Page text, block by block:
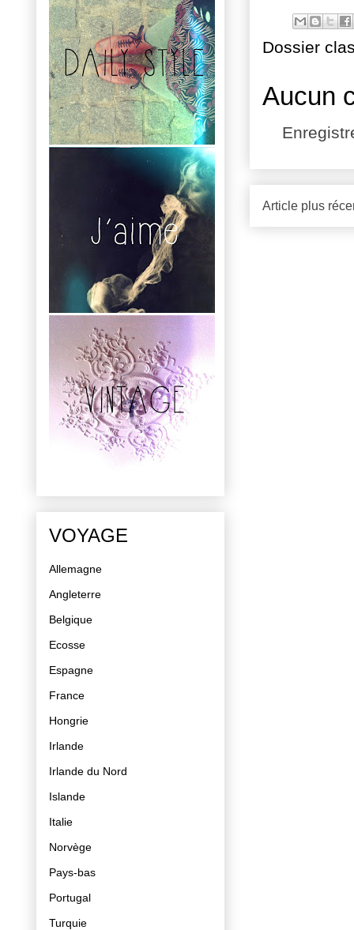
Dossier
Aucun
Article plus
VOYAGE
Allemagne
Angleterre
Belgique
Ecosse
Espagne
France
Hongrie
Irlande
Irlande du Nord
Islande
Italie
Norvège
Pays-bas
Portugal
Turquie